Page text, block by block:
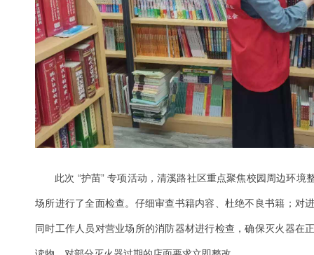
此次 “护苗” 专项活动，清溪路社区重点聚焦校园周边环
场所进行了全面检查。仔细审查书籍内容、杜绝不良书籍；对
同时工作人员对营业场所的消防器材进行检查，确保灭火器在